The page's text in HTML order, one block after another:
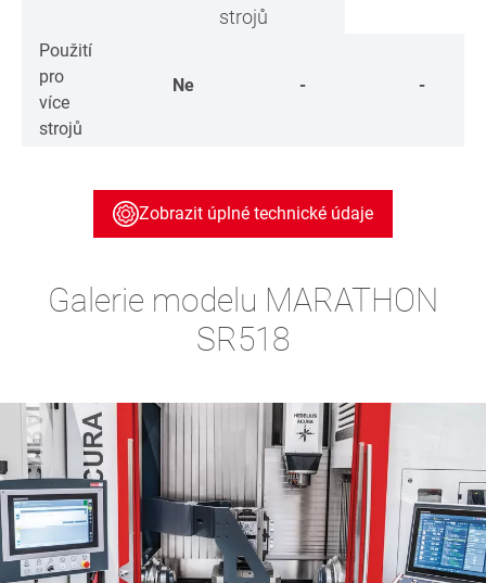
strojů
Použití
pro
více
strojů
Ne - -
Zobrazit úplné technické údaje
Galerie modelu MARATHON
SR518